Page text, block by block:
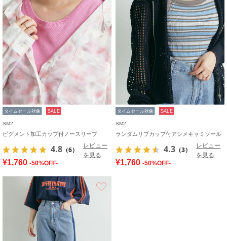
タイムセール対象 SALE
SM2
ピグメント加工カップ付ノースリーブ
4.8 （6）
レビュー
を見る
¥1,760 -50%OFF-
タイムセール対象 SALE
SM2
ランダムリブカップ付アシメキャミソール
4.3 （3）
レビュー
を見る
¥1,760 -50%OFF-